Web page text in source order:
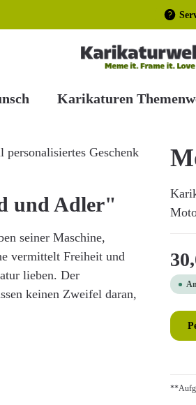
Karikaturen
und Adler"
seiner Maschine,
vermittelt Freiheit und
lieben. Der
keinen Zweifel daran,